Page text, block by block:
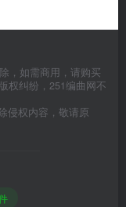
，如需商用，请购买
权纠纷，251编曲网不
侵权内容，敬请原